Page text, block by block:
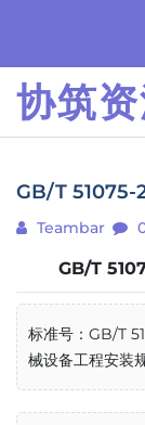
content
协筑
GB/T 51075-
Teambar
GB/T
标准号：GB/T
械设备工程安装